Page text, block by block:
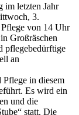
im letzten Jahr
3.
von 14 Uhr
Großräschen
pflegebedürftige
an
in diesem
Es wird ein
und die
statt. Die